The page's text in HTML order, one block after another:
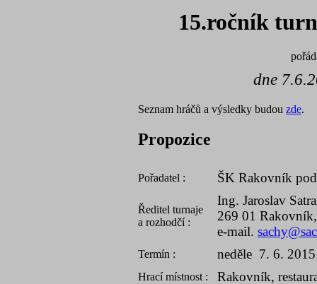
15.ročník
dne
Seznam hráčů a výsledky budou zde.
Propozice
Pořadatel : ŠK Rakovník
Ředitel turnaje
a rozhodčí :
Ing. Jaroslav
269 01
e-mail.
Termín : neděle 7. 6. 2015
Hrací místnost : Rakovník,